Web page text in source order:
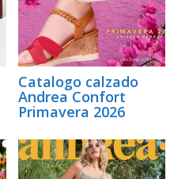
Catalogo calzado
Andrea Confort
Primavera 2026